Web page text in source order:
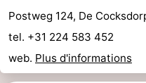
Contact
Postweg 124, De
tel. +31 224 583 452
web. Plus d'informations